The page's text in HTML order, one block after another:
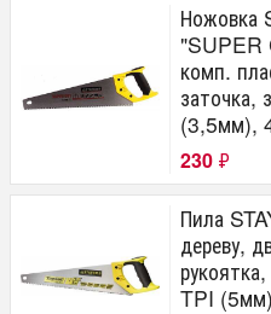
Ножовка
"SUPER
комп.
заточка,
(3,5мм),
230 ₽
Пила
дереву,
TPI